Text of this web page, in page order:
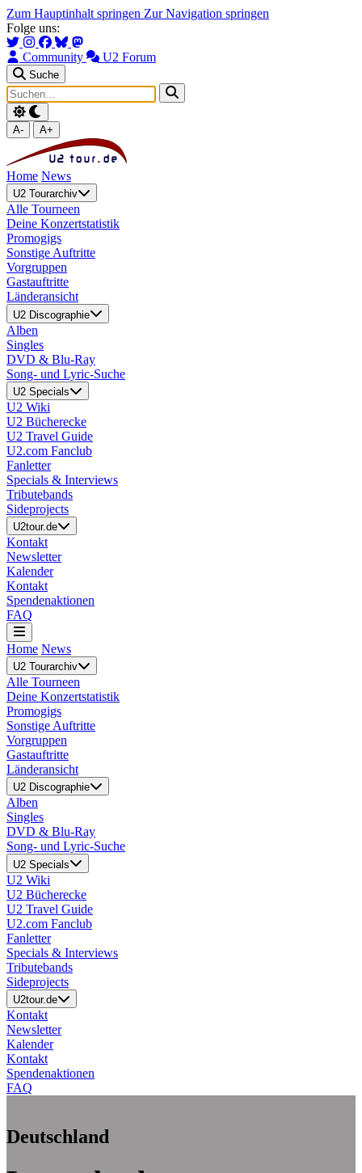
Zum Hauptinhalt springen Zur Navigation springen
Folge uns:
Community U2 Forum
Suche
A- A+
Home News
U2 Tourarchiv
Alle Tourneen
Deine Konzertstatistik
Promogigs
Sonstige Auftritte
Vorgruppen
Gastauftritte
Länderansicht
U2 Discographie
Alben
Singles
DVD & Blu-Ray
Song- und Lyric-Suche
U2 Specials
U2 Wiki
U2 Bücherecke
U2 Travel Guide
U2.com Fanclub
Fanletter
Specials & Interviews
Tributebands
Sideprojects
U2tour.de
Kontakt
Newsletter
Kalender
Kontakt
Spendenaktionen
FAQ
Home News
U2 Tourarchiv
Alle Tourneen
Deine Konzertstatistik
Promogigs
Sonstige Auftritte
Vorgruppen
Gastauftritte
Länderansicht
U2 Discographie
Alben
Singles
DVD & Blu-Ray
Song- und Lyric-Suche
U2 Specials
U2 Wiki
U2 Bücherecke
U2 Travel Guide
U2.com Fanclub
Fanletter
Specials & Interviews
Tributebands
Sideprojects
U2tour.de
Kontakt
Newsletter
Kalender
Kontakt
Spendenaktionen
FAQ
Deutschland